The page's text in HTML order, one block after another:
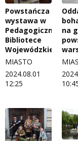
Powstańcza
wystawa w
Pedagogicznej
Bibliotece
Wojewódzkiej
MIASTO
2024.08.01
12:25
na